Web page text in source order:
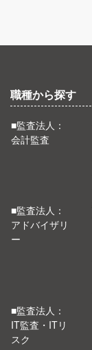
職種から探す
■監査法人：
会計監査
■監査法人：
アドバイザリ
ー
■監査法人：
IT監査・ITリ
スク